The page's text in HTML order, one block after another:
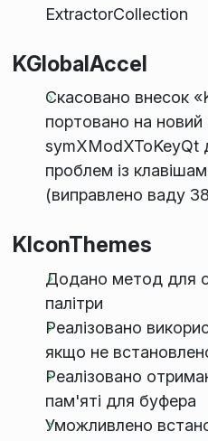
ExtractorCollection
KGlobalAccel
Скасовано внесок
портовано на
symXModXToKeyQt
проблем із
(виправлено ваду
KIconThemes
Додано метод для
палітри
Реалізовано
якщо не
Реалізовано
пам'яті для буфера
Уможливлено